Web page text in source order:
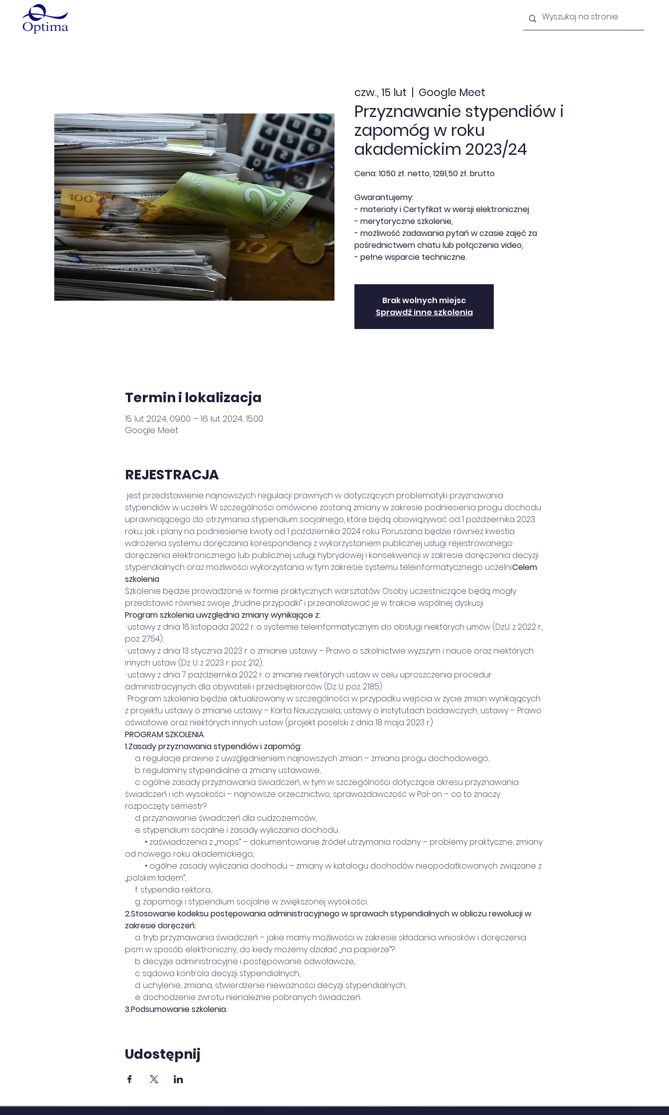
czw., 15 lut
  |
Google Meet
Przyznawanie stypendiów i
zapomóg w roku
akademickim 2023/24
Cena: 1050 zł. netto, 1291,50 zł. brutto
Gwarantujemy:
- materiały i Certyfikat w wersji elektronicznej
- merytoryczne szkolenie,
- możliwość zadawania pytań w czasie zajęć za
pośrednictwem chatu lub połączenia video,
- pełne wsparcie techniczne.
Brak wolnych miejsc
Sprawdź inne szkolenia
Termin i lokalizacja
15 lut 2024, 09:00 – 16 lut 2024, 15:00
Google Meet
REJESTRACJA
stypendiów w uczelni. W szczególności omówione zostaną zmiany w zakresie podniesienia progu dochodu
uprawniającego do otrzymania stypendium socjalnego, które będą obowiązywać od 1 października 2023
roku, jak i plany na podniesienie kwoty od 1 października 2024 roku. Poruszana będzie również kwestia
wdrożenia systemu doręczania korespondencji z wykorzystaniem publicznej usługi rejestrowanego
doręczenia elektronicznego lub publicznej usługi hybrydowej i konsekwencji w zakresie doręczenia decyzji
stypendialnych oraz możliwości wykorzystania w tym zakresie systemu teleinformatycznego uczelni.Celem
szkolenia
Szkolenie będzie prowadzone w formie praktycznych warsztatów. Osoby uczestniczące będą mogły
przedstawić również swoje „trudne przypadki” i przeanalizować je w trakcie wspólnej dyskusji.
Program szkolenia uwzględnia zmiany wynikające z:
· ustawy z dnia 16 listopada 2022 r. o systemie teleinformatycznym do obsługi niektórych umów (Dz.U. z 2022 r.,
poz. 2754);
· ustawy z dnia 13 stycznia 2023 r. o zmianie ustawy – Prawo o szkolnictwie wyższym i nauce oraz niektórych
innych ustaw (Dz. U. z 2023 r. poz. 212);
· ustawy z dnia 7 października 2022 r. o zmianie niektórych ustaw w celu uproszczenia procedur
administracyjnych dla obywateli i przedsiębiorców (Dz. U. poz. 2185)
· Program szkolenia będzie aktualizowany w szczególności w przypadku wejścia w życie zmian wynikających
z projektu ustawy o zmianie ustawy – Karta Nauczyciela, ustawy o instytutach badawczych, ustawy – Prawo
oświatowe oraz niektórych innych ustaw (projekt poselski z dnia 18 maja 2023 r.)
PROGRAM SZKOLENIA
1.Zasady przyznawania stypendiów i zapomóg:
a. regulacje prawne z uwzględnieniem najnowszych zmian – zmiana progu dochodowego,
b. regulaminy stypendialne a zmiany ustawowe,
c. ogólne zasady przyznawania świadczeń, w tym w szczególności dotyczące okresu przyznawania
świadczeń i ich wysokości – najnowsze orzecznictwo, sprawozdawczość w Pol-on – co to znaczy
rozpoczęty semestr?
d. przyznawanie świadczeń dla cudzoziemców,
e. stypendium socjalne i zasady wyliczania dochodu:
• zaświadczenia z „mops” – dokumentowanie źródeł utrzymania rodziny – problemy praktyczne, zmiany
od nowego roku akademickiego,
• ogólne zasady wyliczania dochodu – zmiany w katalogu dochodów nieopodatkowanych związane z
„polskim ładem”,
f. stypendia rektora,
g. zapomogi i stypendium socjalne w zwiększonej wysokości.
2.Stosowanie kodeksu postępowania administracyjnego w sprawach stypendialnych w obliczu rewolucji w
zakresie doręczeń:
a. tryb przyznawania świadczeń – jakie mamy możliwości w zakresie składania wniosków i doręczenia
pism w sposób elektroniczny, do kiedy możemy działać „na papierze”?
b. decyzje administracyjne i postępowanie odwoławcze,
c. sądowa kontrola decyzji stypendialnych,
d. uchylenie, zmiana, stwierdzenie nieważności decyzji stypendialnych,
e. dochodzenie zwrotu nienależnie pobranych świadczeń.
3.Podsumowanie szkolenia.
Udostępnij